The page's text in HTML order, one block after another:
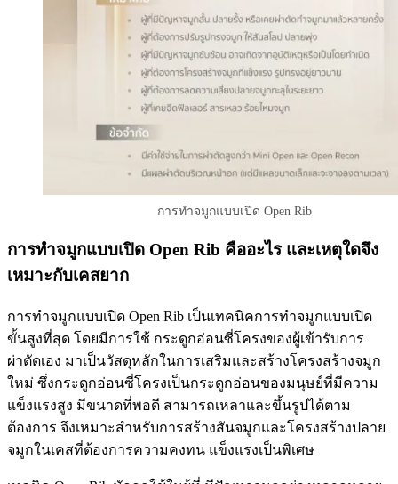
การทำจมูกแบบเปิด Open Rib
การทำจมูกแบบเปิด Open Rib คืออะไร และเหตุใดจึง
เหมาะกับเคสยาก
การทำจมูกแบบเปิด Open Rib เป็นเทคนิคการทำจมูกแบบเปิด
ขั้นสูงที่สุด โดยมีการใช้ กระดูกอ่อนซี่โครงของผู้เข้ารับการ
ผ่าตัดเอง มาเป็นวัสดุหลักในการเสริมและสร้างโครงสร้างจมูก
ใหม่ ซึ่งกระดูกอ่อนซี่โครงเป็นกระดูกอ่อนของมนุษย์ที่มีความ
แข็งแรงสูง มีขนาดที่พอดี สามารถเหลาและขึ้นรูปได้ตาม
ต้องการ จึงเหมาะสำหรับการสร้างสันจมูกและโครงสร้างปลาย
จมูกในเคสที่ต้องการความคงทน แข็งแรงเป็นพิเศษ